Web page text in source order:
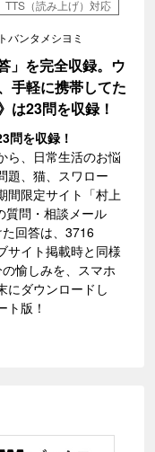
TTS（読み上げ）対応
バンタメシヨミ
」を完全収録。ウ
手軽に携帯してた
は23問を収録！
問を収録！
ら、日常生活のお悩
題、猫、スワロー
限定サイト「村上
質問・相談メール
回答は、3716
イト掲載時と同様
愉しみを、スマホ
にダウンロードし
版！